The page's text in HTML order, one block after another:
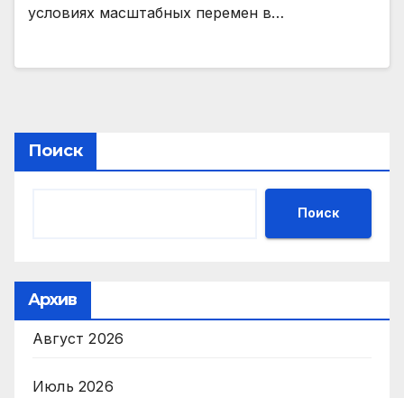
условиях масштабных перемен в…
Поиск
Поиск
Архив
Август 2026
Июль 2026